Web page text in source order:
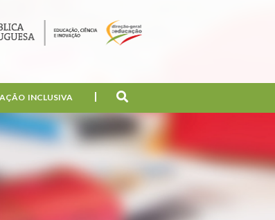
INCLUSIVA